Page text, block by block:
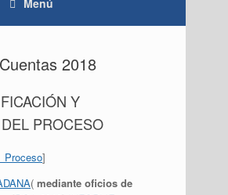
Menú
2018
Y
PROCESO
Proceso]
( mediante oficios de